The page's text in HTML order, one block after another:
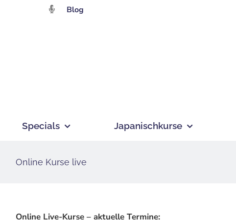
Blog
Specials Japanischkurse
Online Kurse live
Online Live-Kurse – aktuelle Termine: